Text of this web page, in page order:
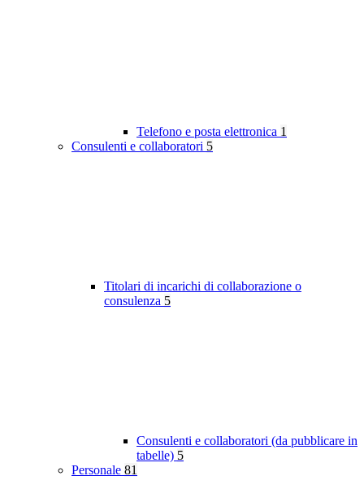
Telefono e posta elettronica 1
Consulenti e collaboratori 5
Titolari di incarichi di collaborazione o
consulenza 5
Consulenti e collaboratori (da pubblicare in
tabelle) 5
Personale 81